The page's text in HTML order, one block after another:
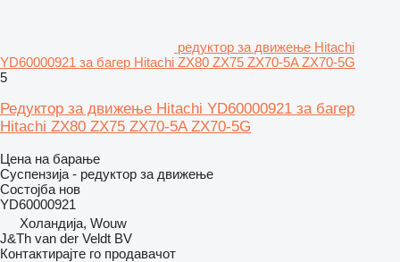
редуктор за движење Hitachi
YD60000921 за багер Hitachi ZX80 ZX75 ZX70-5A ZX70-5G
5
Редуктор за движење Hitachi YD60000921 за багер
Hitachi ZX80 ZX75 ZX70-5A ZX70-5G
Цена на барање
Суспензија - редуктор за движење
Состојба нов
YD60000921
Холандија, Wouw
J&Th van der Veldt BV
Контактирајте го продавачот